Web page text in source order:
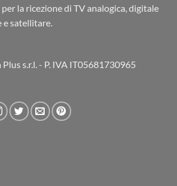
la ricezione di TV analogica, digitale
e satellitare.
s.r.l. - P. IVA IT05681730965